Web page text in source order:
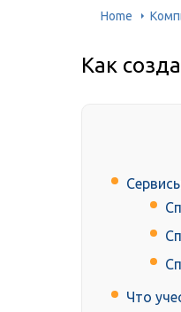
Home
Как
Что